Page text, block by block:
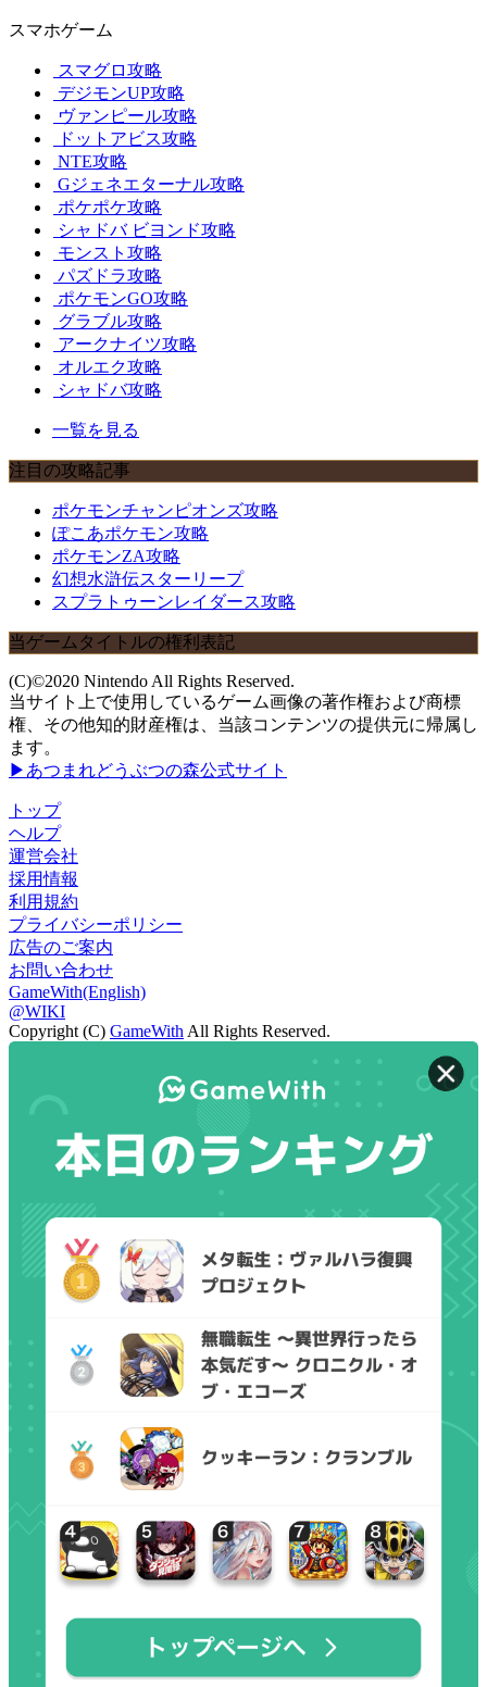
スマホゲーム
スマグロ攻略
デジモンUP攻略
ヴァンピール攻略
ドットアビス攻略
NTE攻略
Gジェネエターナル攻略
ポケポケ攻略
シャドバ ビヨンド攻略
モンスト攻略
パズドラ攻略
ポケモンGO攻略
グラブル攻略
アークナイツ攻略
オルエク攻略
シャドバ攻略
一覧を見る
注目の攻略記事
ポケモンチャンピオンズ攻略
ぽこあポケモン攻略
ポケモンZA攻略
幻想水滸伝スターリープ
スプラトゥーンレイダース攻略
当ゲームタイトルの権利表記
(C)©2020 Nintendo All Rights Reserved.
当サイト上で使用しているゲーム画像の著作権および商標
権、その他知的財産権は、当該コンテンツの提供元に帰属し
ます。
▶あつまれどうぶつの森公式サイト
トップ
ヘルプ
運営会社
採用情報
利用規約
プライバシーポリシー
広告のご案内
お問い合わせ
GameWith(English)
@WIKI
Copyright (C) GameWith All Rights Reserved.